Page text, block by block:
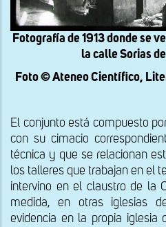
Fotografía de 1913 donde se
la calle Sorias
Foto © Ateneo Científico,
El conjunto está compuesto
con su cimacio
técnica y que se relacionan
los talleres que trabajan en el
intervino en el claustro de la
medida, en otras iglesias
evidencia en la propia iglesia